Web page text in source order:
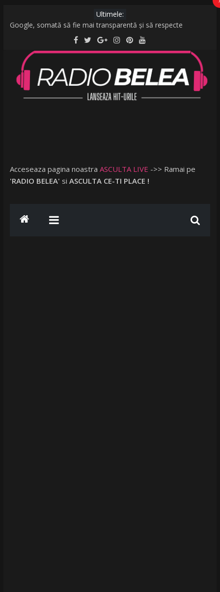
Ultimele:
Google, somată să fie mai transparentă și să respecte
legislația UE: Cum stabilește ordinea rezultatelor unei căutări?
De la caniculă la vijelii în câteva minute. O furtună puternică a
făcut ravagii în zeci de localități și în București
Raed Arafat: Nu cred că vorbim despre discriminare dacă se
limitează accesul celor nevaccinați în anumite locații
AMI – O Fată Obişnuită
Ce a postat Lambada, fosta soție a lui Tzancă Uraganu, la
Acceseaza pagina noastra ASCULTA LIVE ->> Ramai pe
'RADIO BELEA' si ASCULTA CE-TI PLACE !